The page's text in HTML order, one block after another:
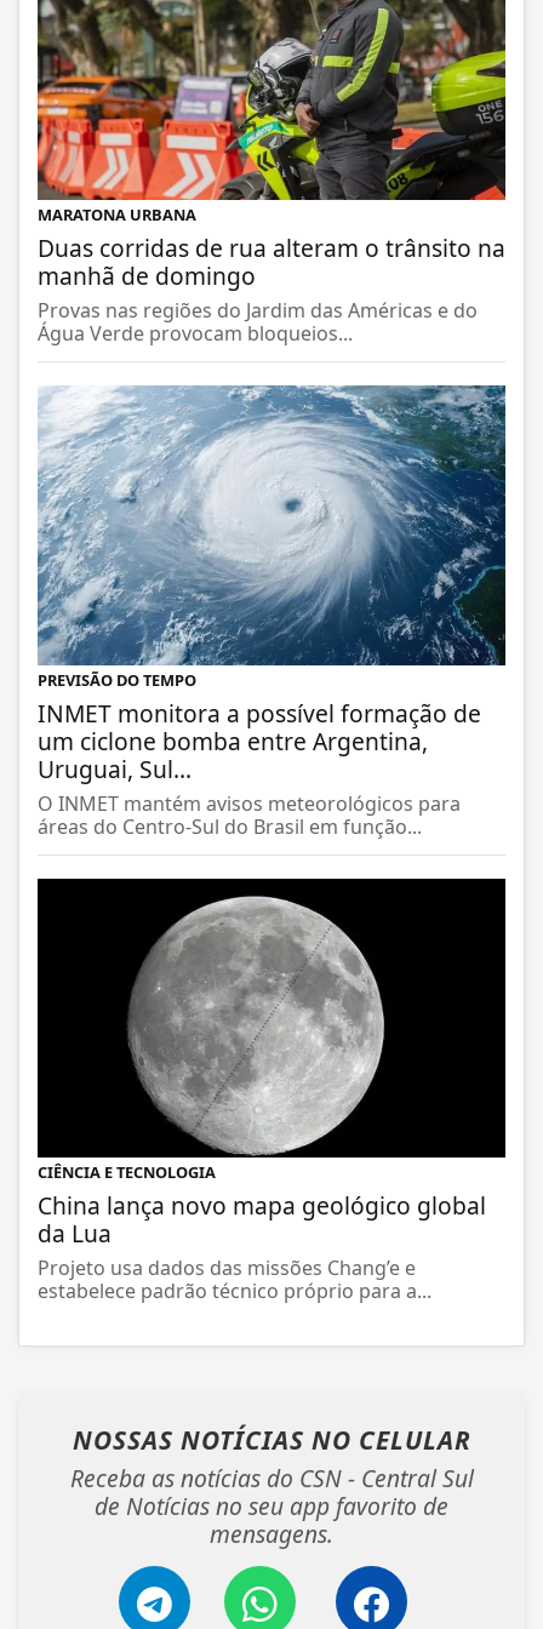
MARATONA URBANA
Duas corridas de rua alteram o trânsito na
manhã de domingo
Provas nas regiões do Jardim das Américas e do
Água Verde provocam bloqueios...
PREVISÃO DO TEMPO
INMET monitora a possível formação de
um ciclone bomba entre Argentina,
Uruguai, Sul...
O INMET mantém avisos meteorológicos para
áreas do Centro-Sul do Brasil em função...
CIÊNCIA E TECNOLOGIA
China lança novo mapa geológico global
da Lua
Projeto usa dados das missões Chang’e e
estabelece padrão técnico próprio para a...
NOSSAS NOTÍCIAS NO CELULAR
Receba as notícias do CSN - Central Sul
de Notícias no seu app favorito de
mensagens.